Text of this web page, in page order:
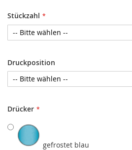
Stückzahl
Druckposition
Drücker
gefrostet blau